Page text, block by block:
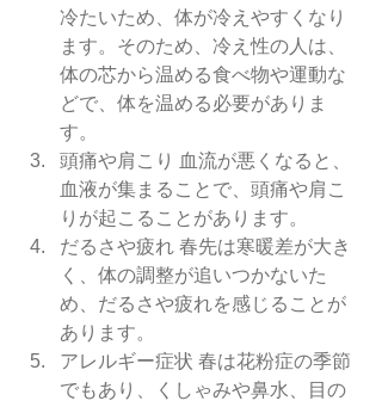
冷たいため、体が冷えやすくなり
ます。そのため、冷え性の人は、
体の芯から温める食べ物や運動な
どで、体を温める必要がありま
す。
頭痛や肩こり 血流が悪くなると、
血液が集まることで、頭痛や肩こ
りが起こることがあります。
だるさや疲れ 春先は寒暖差が大き
く、体の調整が追いつかないた
め、だるさや疲れを感じることが
あります。
アレルギー症状 春は花粉症の季節
でもあり、くしゃみや鼻水、目の